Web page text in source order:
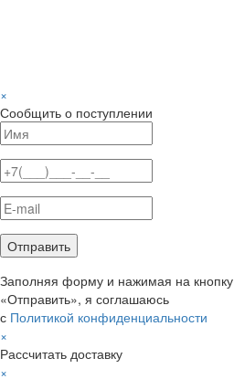
×
Сообщить о поступлении
Заполняя форму и нажимая на кнопку
«Отправить», я соглашаюсь
с Политикой конфиденциальности
×
Рассчитать доставку
×